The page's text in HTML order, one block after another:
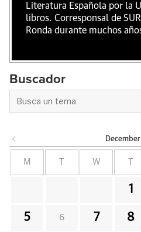
Literatura Española por la
libros. Corresponsal de
Ronda durante muchos
Buscador
December
M W
1
5 6 7 8